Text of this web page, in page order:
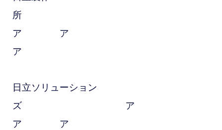
所
ア ア
ア
日立ソリューション
ズ ア
ア ア